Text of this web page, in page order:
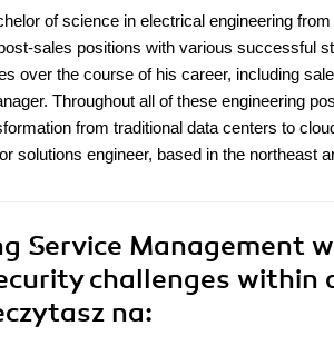
of science in electrical engineering
sales positions with various successful
over the course of his career, including
Throughout all of these engineering
from traditional data centers to
solutions engineer, based in the northeast
Service Management
challenges within
na: